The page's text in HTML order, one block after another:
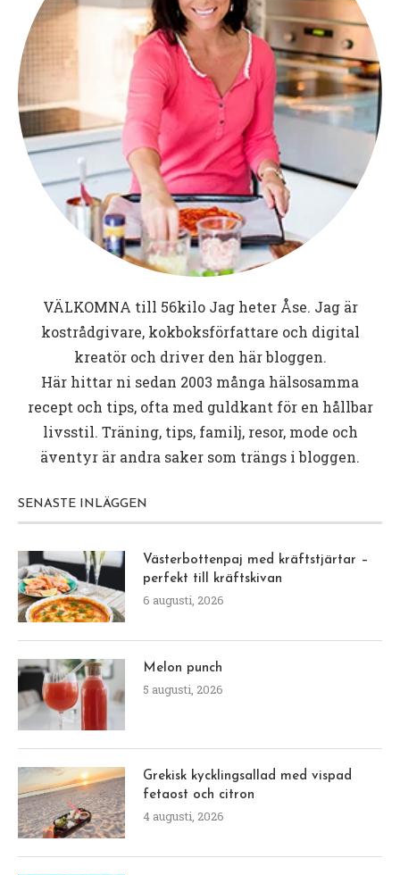
VÄLKOMNA till 56kiloJag heter Åse. Jag är
kostrådgivare, kokboksförfattare och digital
kreatör och driver den här bloggen.
Här hittar ni sedan 2003 många hälsosamma
recept och tips, ofta med guldkant för en hållbar
livsstil. Träning, tips, familj, resor, mode och
äventyr är andra saker som trängs i bloggen.
SENASTE INLÄGGEN
Västerbottenpaj med kräftstjärtar –
perfekt till kräftskivan
6 augusti, 2026
Melon punch
5 augusti, 2026
Grekisk kycklingsallad med vispad
fetaost och citron
4 augusti, 2026